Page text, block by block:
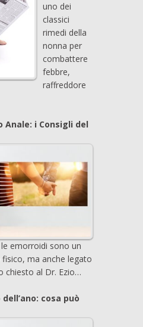
uno dei
classici
rimedi della
nonna per
combattere
febbre,
raffreddore
Anale: i Consigli del
emorroidi sono un
ma anche legato
chiesto al Dr. Ezio…
cosa può